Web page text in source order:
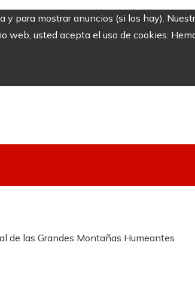
para mostrar anuncios (si los hay).
web, usted acepta el uso de cookies.
de las Grandes Montañas Humeantes